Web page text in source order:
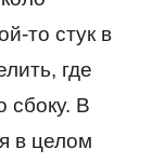
то стук в
где
сбоку. В
в целом